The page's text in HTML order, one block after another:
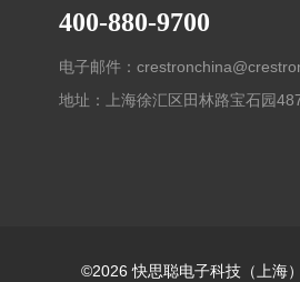
400-880-9700
电子邮件：
地址：上海徐汇区田林路宝石园
©2026 快思聪电子科技（上海